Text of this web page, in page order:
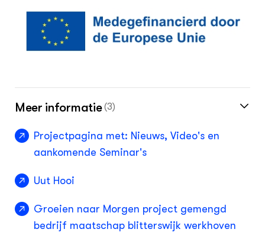
Meer informatie (3)
Projectpagina met: Nieuws, Video's en
aankomende Seminar's
Uut Hooi
Groeien naar Morgen project gemengd
bedrijf maatschap blitterswijk werkhoven